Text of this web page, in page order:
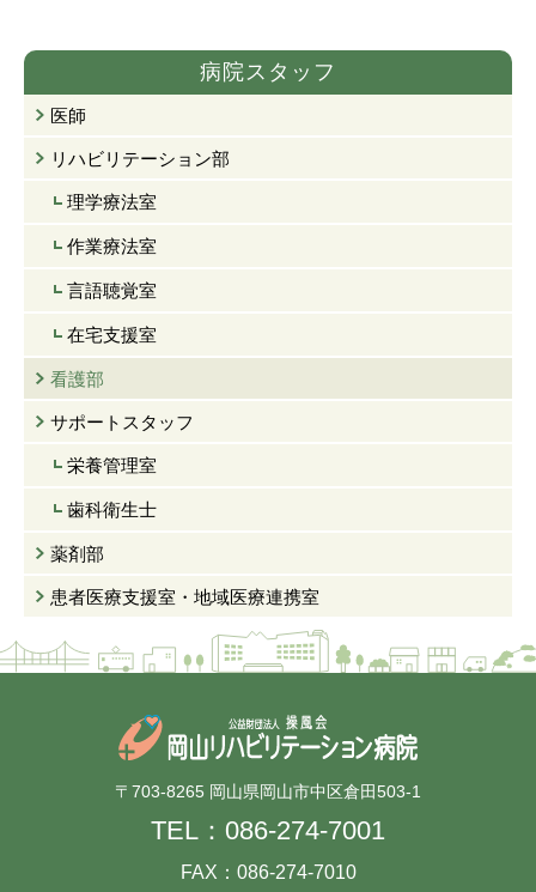
病院スタッフ
医師
リハビリテーション部
理学療法室
作業療法室
言語聴覚室
在宅支援室
看護部
サポートスタッフ
栄養管理室
歯科衛生士
薬剤部
患者医療支援室・ 地域医療連携室
〒703-8265 岡山県岡山市中区倉田503-1
TEL： 086-274-7001
FAX：086-274-7010